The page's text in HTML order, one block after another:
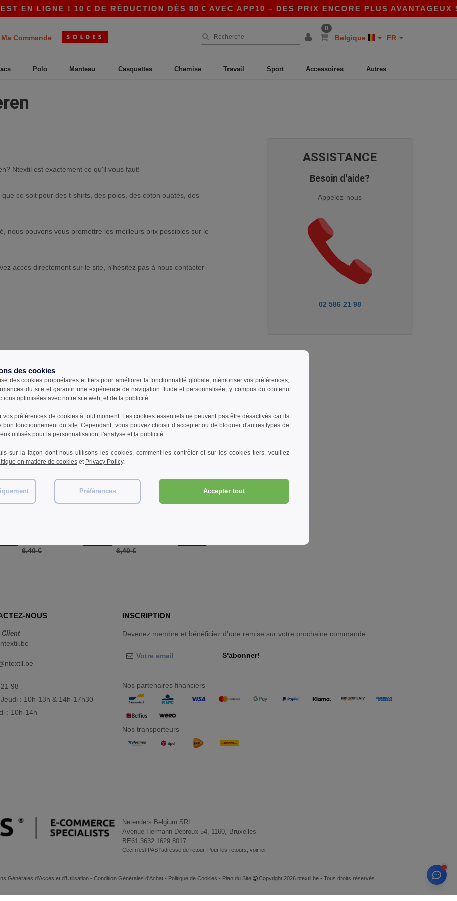
EN LIGNE ! 10 € DE RÉDUCTION DÈS 80 € AVEC APP10 – DES PRIX ENCORE PLUS AVANTAGEUX
Ma Commande
0
Belgique FR
Polo Manteau Casquettes Chemise Travail Sport Accessoires Autres
Ntextil est exactement ce qu'il vous faut!
ce soit pour des t-shirts, des polos, des coton ouatés, des
nous pouvons vous promettre les meilleurs prix possibles sur le
accès directement sur le site, n'hésitez pas à nous contacter
W1 W1
6,40 € 6,40 €
ASSISTANCE
Besoin d'aide?
Appelez-nous
02 586 21 98
NOUS
Client
98
: 10h-13h & 14h-17h30
: 10h-14h
INSCRIPTION
Devenez membre et bénéficiez d'une remise sur votre prochaine commande
S'abonner!
Nos partenaires financiers
Nos transporteurs
Netenders Belgium SRL
Avenue Hermann-Debroux 54, 1160, Bruxelles
BE61 3632 1629 8017
Ceci n'est PAS l'adresse de retour. Pour les retours, voir ici
Générales d’Accès et d’Utilisation- Condition Générales d'Achat- Politique de Cookies - Plan du Site Copyright 2026 ntextil.be - Tous droits réservés
des cookies
des cookies propriétaires et tiers pour améliorer la fonctionnalité globale, mémoriser vos préférences,
du site et garantir une expérience de navigation fluide et personnalisée, y compris du contenu
optimisées avec notre site web, et de la publicité.
vos préférences de cookies à tout moment. Les cookies essentiels ne peuvent pas être désactivés car ils
bon fonctionnement du site. Cependant, vous pouvez choisir d’accepter ou de bloquer d'autres types de
utilisés pour la personnalisation, l'analyse et la publicité.
sur la façon dont nous utilisons les cookies, comment les contrôler et sur les cookies tiers, veuillez
en matière de cookies et Privacy Policy.
Préférences Accepter tout